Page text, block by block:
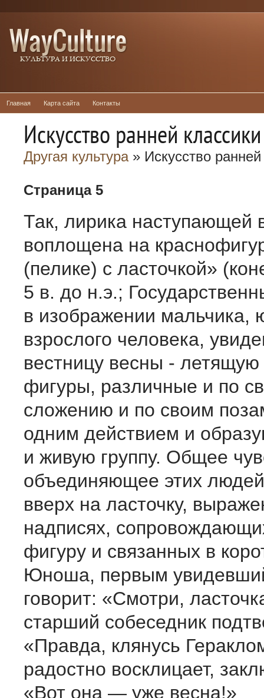
Главная Карта сайта Контакты
Искусство ранней классики
Другая культура» Искусство ранней
Страница 5
Так, лирика наступающей
воплощена на
(пелике) с ласточкой»
5 в. до н.э.;
в изображении мальчика,
взрослого человека,
вестницу весны - летящую
фигуры, различные и по
сложению и по своим
одним действием и
и живую группу. Общее
объединяющее этих
вверх на ласточку,
надписях,
фигуру и связанных в
Юноша, первым
говорит: «Смотри,
старший собеседник
«Правда, клянусь
радостно восклицает,
«Вот она — уже весна!»